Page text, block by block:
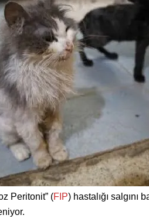
Peritonit” (FIP) hastalığı salgını